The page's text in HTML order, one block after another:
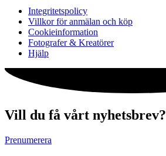
Integritetspolicy
Villkor för anmälan och köp
Cookieinformation
Fotografer & Kreatörer
Hjälp
Vill du få vårt nyhetsbrev?
Prenumerera